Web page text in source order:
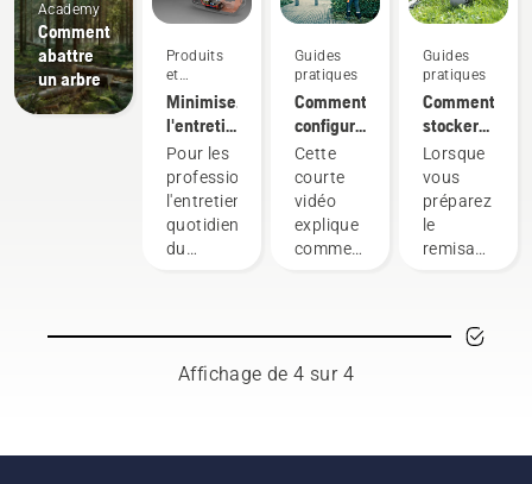
Academy
Comment
abattre
un arbre
Produits
et
innovations
Minimisez
l'entretien
grâce
aux
outils à
batterie
Pour les
professionnels,
l'entretien
quotidien
du
tâches
chronophages
Guides
pratiques
Comment
configurer
et
installer
correctement
la
batterie
Cette
courte
vidéo
explique
comment
batterie
dorsale,
Guides
pratiques
Comment
stocker
votre
batterie
Husqvarna
pendant
l'hiver
Lorsque
vous
préparez
le
remisage
il y a
Affichage de 4 sur 4